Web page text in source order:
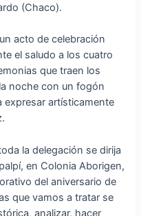
(Chaco).
acto de celebración
el saludo a los cuatro
que traen los
noche con un fogón
expresar artísticamente
la delegación se dirija
en Colonia Aborigen,
del aniversario de
que vamos a tratar se
analizar, hacer